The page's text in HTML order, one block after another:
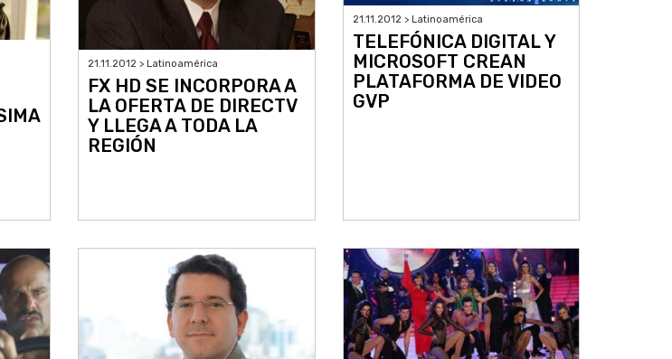
21.11.2012 > Latinoamérica
FX HD SE INCORPORA A
LA OFERTA DE DIRECTV
Y LLEGA A TODA LA
REGIÓN
21.11.2012 > Latinoamérica
TELEFÓNICA DIGITAL Y
MICROSOFT CREAN
PLATAFORMA DE VIDEO
GVP